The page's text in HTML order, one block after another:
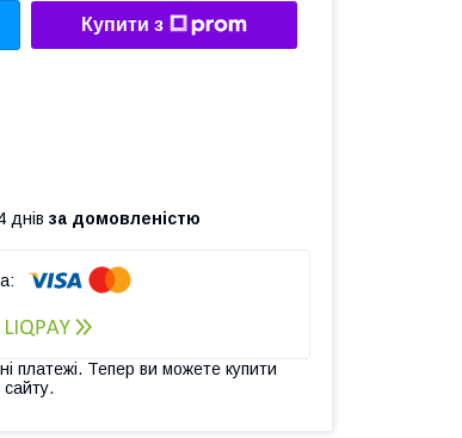
Купити з
днів за домовленістю
платежі. Тепер ви можете купити